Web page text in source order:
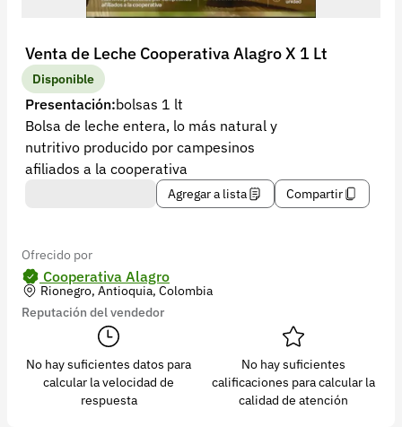
Venta de Leche Cooperativa Alagro X 1 Lt
Disponible
Presentación:bolsas 1 lt
Bolsa de leche entera, lo más natural y
nutritivo producido por campesinos
afiliados a la cooperativa
Agregar a lista Compartir
Ofrecido por
Cooperativa Alagro
Rionegro, Antioquia, Colombia
Reputación del vendedor
No hay suficientes datos para
calcular la velocidad de
respuesta
No hay suficientes
calificaciones para calcular la
calidad de atención
Recuperar contraseña
Contacto
Soporte
+57 323 2931928
Versión 5.45.0
Síguenos